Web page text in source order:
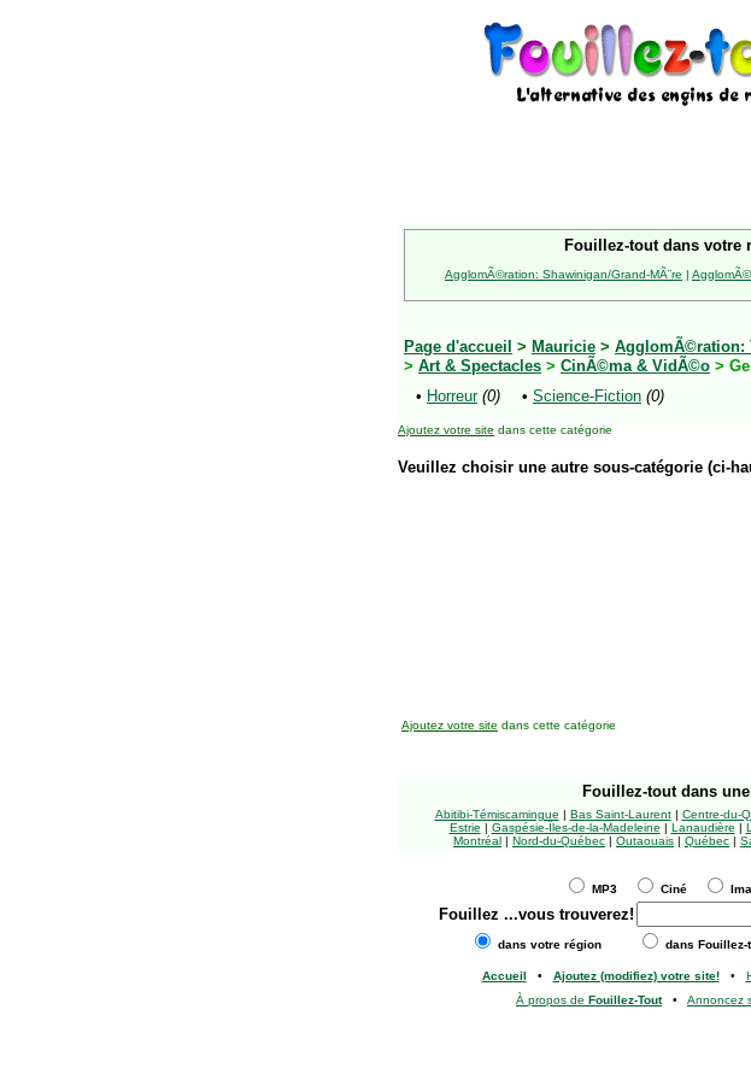
Fouillez-tout dans votre
AgglomÃ©ration: Shawinigan/Grand-MÃ¨re |
Page d'accueil > Mauricie > AgglomÃ©ration:
> Art & Spectacles > CinÃ©ma & VidÃ©o >
• Horreur (0) • Science-Fiction (0)
Ajoutez votre site dans cette catégorie
Veuillez choisir une autre sous-catégorie (ci-
Ajoutez votre site dans cette catégorie
Fouillez-tout dans
Abitibi-Témiscamingue | Bas Saint-Laurent| Centre-du-
Estrie | Gaspésie-Îles-de-la-Madeleine | Lanaudière |
Montréal | Nord-du-Québec | Outaouais | Québec |
MP3 Ciné
Fouillez ...vous trouverez!
dans votre région dans Fouillez-
Accueil • Ajoutez (modifiez) votre site!•
À propos de Fouillez-Tout• Annoncez